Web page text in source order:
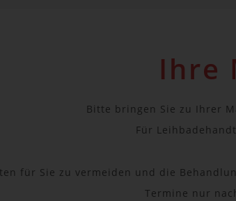
Ihre
Bitte bringen Sie zu Ihrer
Für
für Sie zu vermeiden und die
Termine nur